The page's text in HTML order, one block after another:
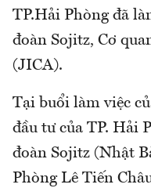
TP.Hải Phòng đã
đoàn Sojitz, Cơ
(JICA).
Tại buổi làm việc
đầu tư của TP. Hải
đoàn Sojitz (Nhật
Phòng Lê Tiến